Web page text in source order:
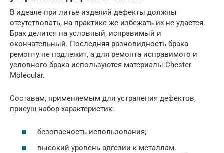
В идеале при литье изделий дефекты должны
отсутствовать, на практике же избежать их не удается.
Брак делится на условный, исправимый и
окончательный. Последняя разновидность брака
ремонту не подлежит, а для ремонта исправимого и
условного брака используются материалы Chester
Molecular.
Составам, применяемым для устранения дефектов,
присущ набор характеристик:
безопасность использования;
высокий уровень адгезии к металлам,